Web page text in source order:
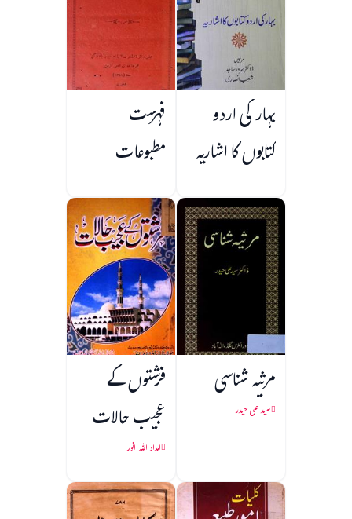
بہار کی اردو
کتابوں کا اشاریہ
فہرست
مطبوعات
مرثیہ شناسی
سید علی حیدر
فرشتوں کے
عجیب حالات
امداد اللہ انور